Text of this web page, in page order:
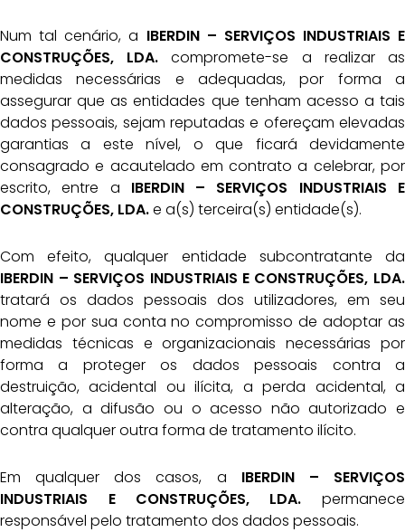
Num tal cenário, a IBERDIN – SERVIÇOS INDUSTRIAIS E
CONSTRUÇÕES, LDA. compromete-se a realizar as
medidas necessárias e adequadas, por forma a
assegurar que as entidades que tenham acesso a tais
dados pessoais, sejam reputadas e ofereçam elevadas
garantias a este nível, o que ficará devidamente
consagrado e acautelado em contrato a celebrar, por
escrito, entre a IBERDIN – SERVIÇOS INDUSTRIAIS E
CONSTRUÇÕES, LDA.e a(s) terceira(s) entidade(s).
Com efeito, qualquer entidade subcontratante da
IBERDIN – SERVIÇOS INDUSTRIAIS E CONSTRUÇÕES, LDA.
tratará os dados pessoais dos utilizadores, em seu
nome e por sua conta no compromisso de adoptar as
medidas técnicas e organizacionais necessárias por
forma a proteger os dados pessoais contra a
destruição, acidental ou ilícita, a perda acidental, a
alteração, a difusão ou o acesso não autorizado e
contra qualquer outra forma de tratamento ilícito.
Em qualquer dos casos, a IBERDIN – SERVIÇOS
INDUSTRIAIS E CONSTRUÇÕES, LDA. permanece
responsável pelo tratamento dos dados pessoais.